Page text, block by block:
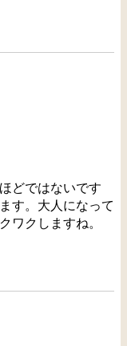
どではないです
す。大人になって
ワクしますね。